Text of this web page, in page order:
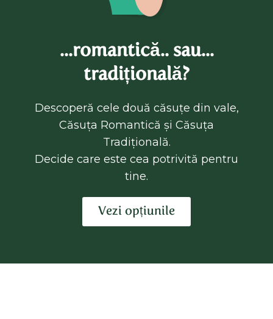
...romantică.. sau...
tradițională?
Descoperă cele două căsuțe din vale,
Căsuța Romantică și Căsuța
Tradițională.
Decide care este cea potrivită pentru
tine.
Vezi opțiunile